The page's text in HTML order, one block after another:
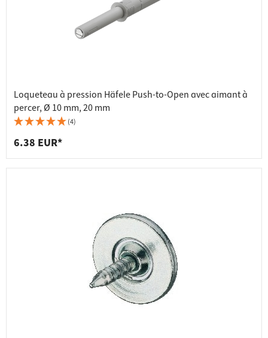
Loqueteau à pression Häfele Push-to-Open avec aimant à
percer, Ø 10 mm, 20 mm
(4)
6.38 EUR*